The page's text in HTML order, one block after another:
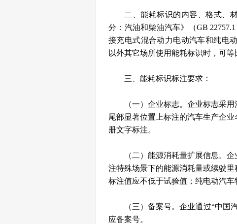
二、能耗标识的内容、格式、
分：汽油和柴油汽车》（GB
接充电式混合动力电动汽车和纯电
以外其它场所使用能耗标识时，可等
三、能耗标识标注要求：
（一）企业标志。企业标志采
尾部显著位置上标注的汽车生产企
册文字标注。
（二）能源消耗量扩展信息。
注特殊场景下的能源消耗量或续驶
标注值应不低于试验值；纯电动汽车
（三）备案号。企业通过“中
应备案号。